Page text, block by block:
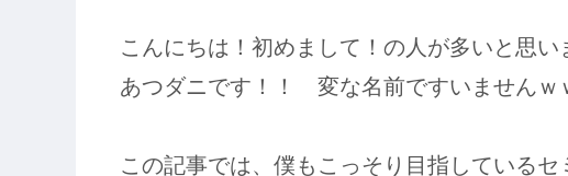
こんにちは！初めまして！の人が多いと思い
あつダニです！！ 変な名前ですいませんｗ
この記事では、僕もこっそり目指している